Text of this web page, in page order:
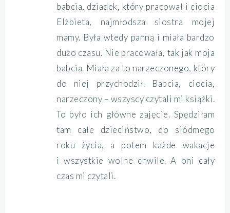
babcia, dziadek, który pracował i ciocia
Elżbieta, najmłodsza siostra mojej
mamy. Była wtedy panną i miała bardzo
dużo czasu. Nie pracowała, tak jak moja
babcia. Miała za to narzeczonego, który
do niej przychodził. Babcia, ciocia,
narzeczony – wszyscy czytali mi książki.
To było ich główne zajęcie. Spędziłam
tam całe dzieciństwo, do siódmego
roku życia, a potem każde wakacje
i wszystkie wolne chwile. A oni cały
czas mi czytali.